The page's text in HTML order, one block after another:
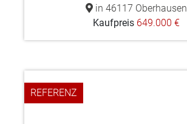
in 46117 Oberhausen
Kaufpreis 649.000 €
REFERENZ